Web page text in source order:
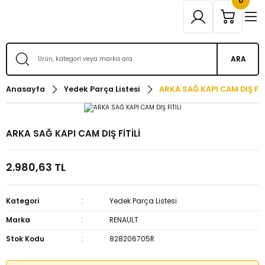
ARA
Anasayfa Yedek Parça Listesi ARKA SAĞ KAPI CAM DIŞ
ARKA SAĞ KAPI CAM DIŞ FİTİLİ
2.980,63 TL
Kategori
Yedek Parça Listesi
Marka
RENAULT
Stok Kodu
828206705R